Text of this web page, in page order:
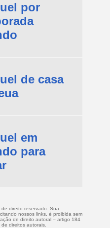
por
de casa
em
para
direito reservado. Sua
nossos links, é proibida sem
de direito autoral – artigo 184
direitos autorais